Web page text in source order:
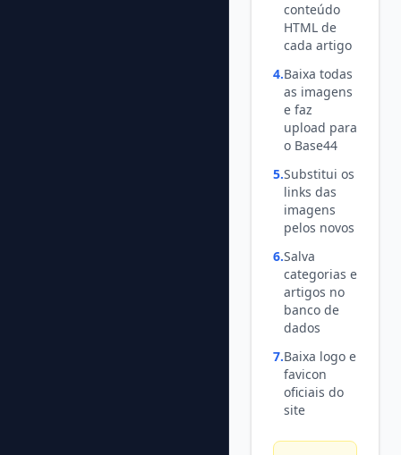
conteúdo
HTML de
cada artigo
4.Baixa todas
as imagens
e faz
upload para
o Base44
5.Substitui os
links das
imagens
pelos novos
6.Salva
categorias e
artigos no
banco de
dados
7.Baixa logo e
favicon
oficiais do
site